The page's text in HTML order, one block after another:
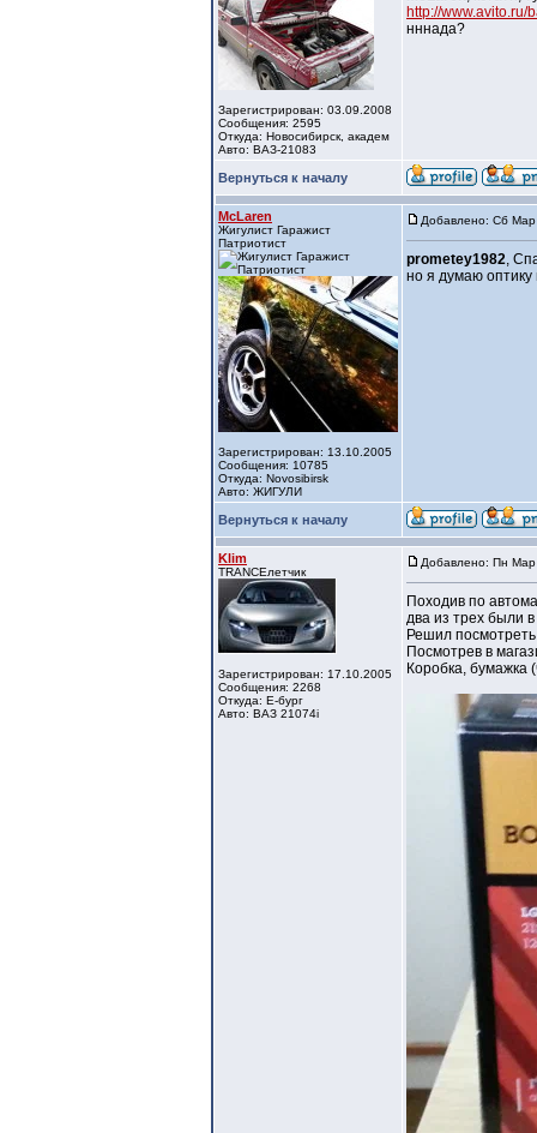
Зарегистрирован: 03.09.2008
Сообщения: 2595
Откуда: Новосибирск, академ
Авто: ВАЗ-21083
http://
нннада?
Вернуться к началу
McLaren
Жигулист Гаражист
Патриотист
Зарегистрирован: 13.10.2005
Сообщения: 10785
Откуда: Novosibirsk
Авто: ЖИГУЛИ
Добавлено: Сб
prometey1982,
но я думаю оптику
Вернуться к началу
Klim
TRANCEлетчик
Зарегистрирован: 17.10.2005
Сообщения: 2268
Откуда: Е-бург
Авто: ВАЗ 21074i
Добавлено: Пн
Походив по
два из трех были
Решил
Посмотрев в
Коробка,